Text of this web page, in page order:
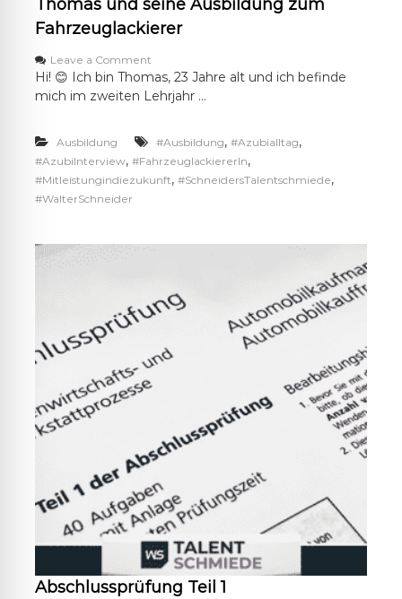
Thomas und seine Ausbildung zum
Fahrzeuglackierer
Leave a Commento
n
T
m
a
u
e
A
b
i
n
g
u
m
F
a
h
r
z
Hi! 😊 Ich bin Thomas, 23 Jahre alt und ich befinde
mich im zweiten Lehrjahr …
Ausbildung #Ausbildung, #Azubialltag,
#AzubiInterview, #FahrzeuglackiererIn,
#Mitleistungindiezukunft, #SchneidersTalentschmiede,
#WalterSchneider
Abschlussprüfung Teil 1